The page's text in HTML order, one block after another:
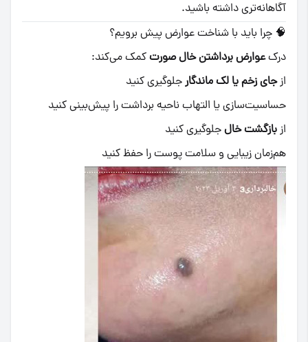
آگاهانه‌تری داشته باشید.
🧠 چرا باید با شناخت عوارض پیش برویم؟
درکعوارض برداشتن خال صورتکمک می‌کند:
ازجای زخم یا لک ماندگارجلوگیری کنید
حساسیت‌سازی یا التهاب ناحیه برداشت را پیش‌بینی کنید
ازبازگشت خالجلوگیری کنید
هم‌زمان زیبایی و سلامت پوست را حفظ کنید